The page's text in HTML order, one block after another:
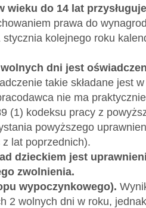
do 14 lat
prawa do
kolejnego roku
dni jest
takie składane jest
nie ma
(1) kodeksu pracy z
powyższego
lat poprzednich).
dzieckiem jest
zwolnienia.
wypoczynkowego).
2 wolnych dni w roku,